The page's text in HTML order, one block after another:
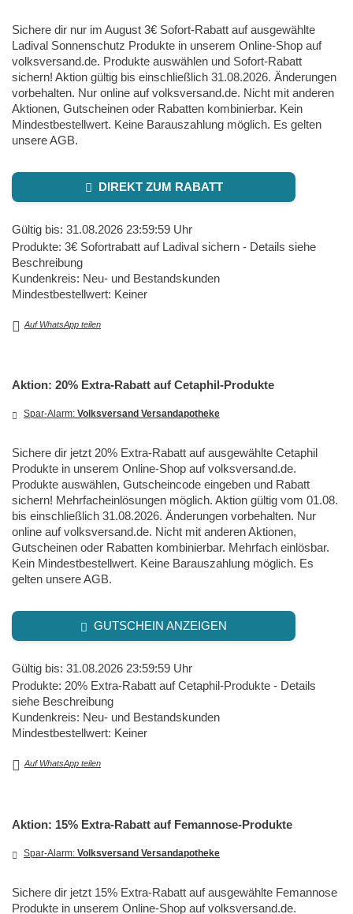
Sichere dir nur im August 3€ Sofort-Rabatt auf ausgewählte
Ladival Sonnenschutz Produkte in unserem Online-Shop auf
volksversand.de. Produkte auswählen und Sofort-Rabatt
sichern! Aktion gültig bis einschließlich 31.08.2026. Änderungen
vorbehalten. Nur online auf volksversand.de. Nicht mit anderen
Aktionen, Gutscheinen oder Rabatten kombinierbar. Kein
Mindestbestellwert. Keine Barauszahlung möglich. Es gelten
unsere AGB.
DIREKT ZUM RABATT
Gültig bis: 31.08.2026 23:59:59 Uhr
Produkte: 3€ Sofortrabatt auf Ladival sichern - Details siehe
Beschreibung
Kundenkreis: Neu- und Bestandskunden
Mindestbestellwert: Keiner
Auf WhatsApp teilen
Aktion: 20% Extra-Rabatt auf Cetaphil-Produkte
Spar-Alarm: Volksversand Versandapotheke
Sichere dir jetzt 20% Extra-Rabatt auf ausgewählte Cetaphil
Produkte in unserem Online-Shop auf volksversand.de.
Produkte auswählen, Gutscheincode eingeben und Rabatt
sichern! Mehrfacheinlösungen möglich. Aktion gültig vom 01.08.
bis einschließlich 31.08.2026. Änderungen vorbehalten. Nur
online auf volksversand.de. Nicht mit anderen Aktionen,
Gutscheinen oder Rabatten kombinierbar. Mehrfach einlösbar.
Kein Mindestbestellwert. Keine Barauszahlung möglich. Es
gelten unsere AGB.
GUTSCHEIN ANZEIGEN
Gültig bis: 31.08.2026 23:59:59 Uhr
Produkte: 20% Extra-Rabatt auf Cetaphil-Produkte - Details
siehe Beschreibung
Kundenkreis: Neu- und Bestandskunden
Mindestbestellwert: Keiner
Auf WhatsApp teilen
Aktion: 15% Extra-Rabatt auf Femannose-Produkte
Spar-Alarm: Volksversand Versandapotheke
Sichere dir jetzt 15% Extra-Rabatt auf ausgewählte Femannose
Produkte in unserem Online-Shop auf volksversand.de.